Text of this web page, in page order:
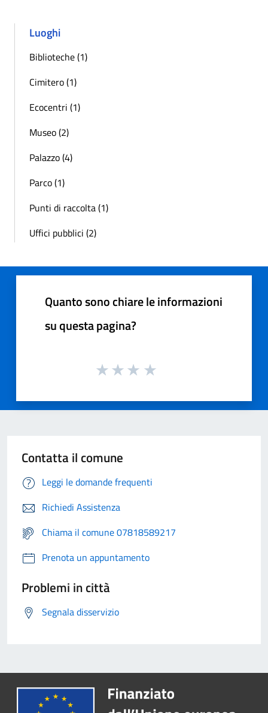
Luoghi
Biblioteche (1)
Cimitero (1)
Ecocentri (1)
Museo (2)
Palazzo (4)
Parco (1)
Punti di raccolta (1)
Uffici pubblici (2)
Quanto sono chiare le informazioni
su questa pagina?
Contatta il comune
Leggi le domande frequenti
Richiedi Assistenza
Chiama il comune 07818589217
Prenota un appuntamento
Problemi in città
Segnala disservizio